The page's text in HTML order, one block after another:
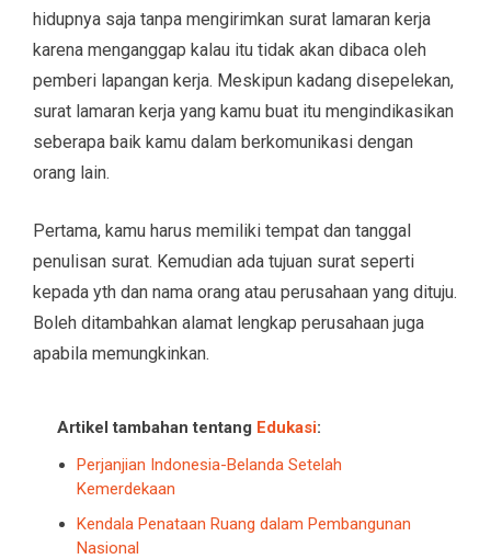
hidupnya saja tanpa mengirimkan surat lamaran kerja
karena menganggap kalau itu tidak akan dibaca oleh
pemberi lapangan kerja. Meskipun kadang disepelekan,
surat lamaran kerja yang kamu buat itu mengindikasikan
seberapa baik kamu dalam berkomunikasi dengan
orang lain.
Pertama, kamu harus memiliki tempat dan tanggal
penulisan surat. Kemudian ada tujuan surat seperti
kepada yth dan nama orang atau perusahaan yang dituju.
Boleh ditambahkan alamat lengkap perusahaan juga
apabila memungkinkan.
Artikel tambahan tentang Edukasi:
Perjanjian Indonesia-Belanda Setelah
Kemerdekaan
Kendala Penataan Ruang dalam Pembangunan
Nasional